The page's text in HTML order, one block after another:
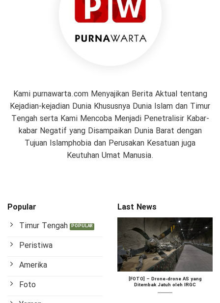
Kami purnawarta.com Menyajikan Berita Aktual tentang
Kejadian-kejadian Dunia Khususnya Dunia Islam dan Timur
Tengah serta Kami Mencoba Menjadi Penetralisir Kabar-
kabar Negatif yang Disampaikan Dunia Barat dengan
Tujuan Islamphobia dan Perusakan Kesatuan juga
Keutuhan Umat Manusia.
Popular
Timur Tengah
Peristiwa
Amerika
Foto
Last News
[FOTO] – Drone-drone AS yang
Ditembak Jatuh oleh IRGC